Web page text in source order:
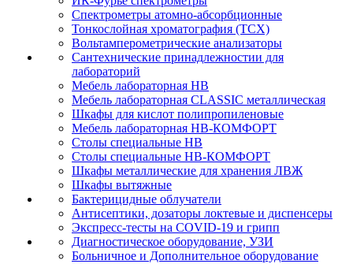
Спектрометры атомно-абсорбционные
Тонкослойная хроматография (ТСХ)
Вольтамперометрические анализаторы
Сантехнические принадлежностии для
лабораторий
Мебель лабораторная НВ
Мебель лабораторная CLASSIC металлическая
Шкафы для кислот полипропиленовые
Мебель лабораторная НВ-КОМФОРТ
Столы специальные НВ
Столы специальные НВ-КОМФОРТ
Шкафы металлические для хранения ЛВЖ
Шкафы вытяжные
Бактерицидные облучатели
Антисептики, дозаторы локтевые и диспенсеры
Экспресс-тесты на COVID-19 и грипп
Диагностическое оборудование, УЗИ
Больничное и Дополнительное оборудование